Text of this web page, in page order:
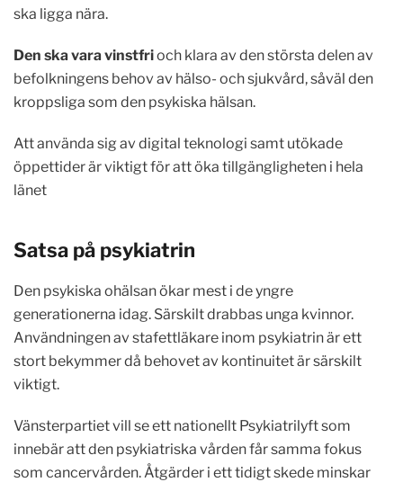
ska ligga nära.
Den ska vara vinstfrioch klara av den största delen av
befolkningens behov av hälso- och sjukvård, såväl den
kroppsliga som den psykiska hälsan.
Att använda sig av digital teknologi samt utökade
öppettider är viktigt för att öka tillgängligheten i hela
länet
Satsa på psykiatrin
Den psykiska ohälsan ökar mest i de yngre
generationerna idag. Särskilt drabbas unga kvinnor.
Användningen av stafettläkare inom psykiatrin är ett
stort bekymmer då behovet av kontinuitet är särskilt
viktigt.
Vänsterpartiet vill se ett nationellt Psykiatrilyft som
innebär att den psykiatriska vården får samma fokus
som cancervården. Åtgärder i ett tidigt skede minskar